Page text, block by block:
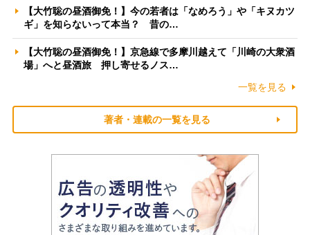
【大竹聡の昼酒御免！】今の若者は「なめろう」や「キヌカツ
ギ」を知らないって本当？ 昔の…
【大竹聡の昼酒御免！】京急線で多摩川越えて「川崎の大衆酒
場」へと昼酒旅 押し寄せるノス…
一覧を見る
著者・連載の一覧を見る